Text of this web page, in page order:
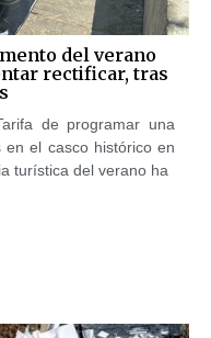
del verano
rectificar, tras
de programar una
el casco histórico en
turística del verano ha